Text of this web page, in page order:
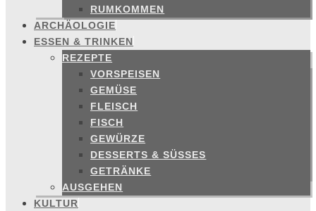
RUMKOMMEN
ARCHÄOLOGIE
ESSEN & TRINKEN
REZEPTE
VORSPEISEN
GEMÜSE
FLEISCH
FISCH
GEWÜRZE
DESSERTS & SÜSSES
GETRÄNKE
AUSGEHEN
KULTUR